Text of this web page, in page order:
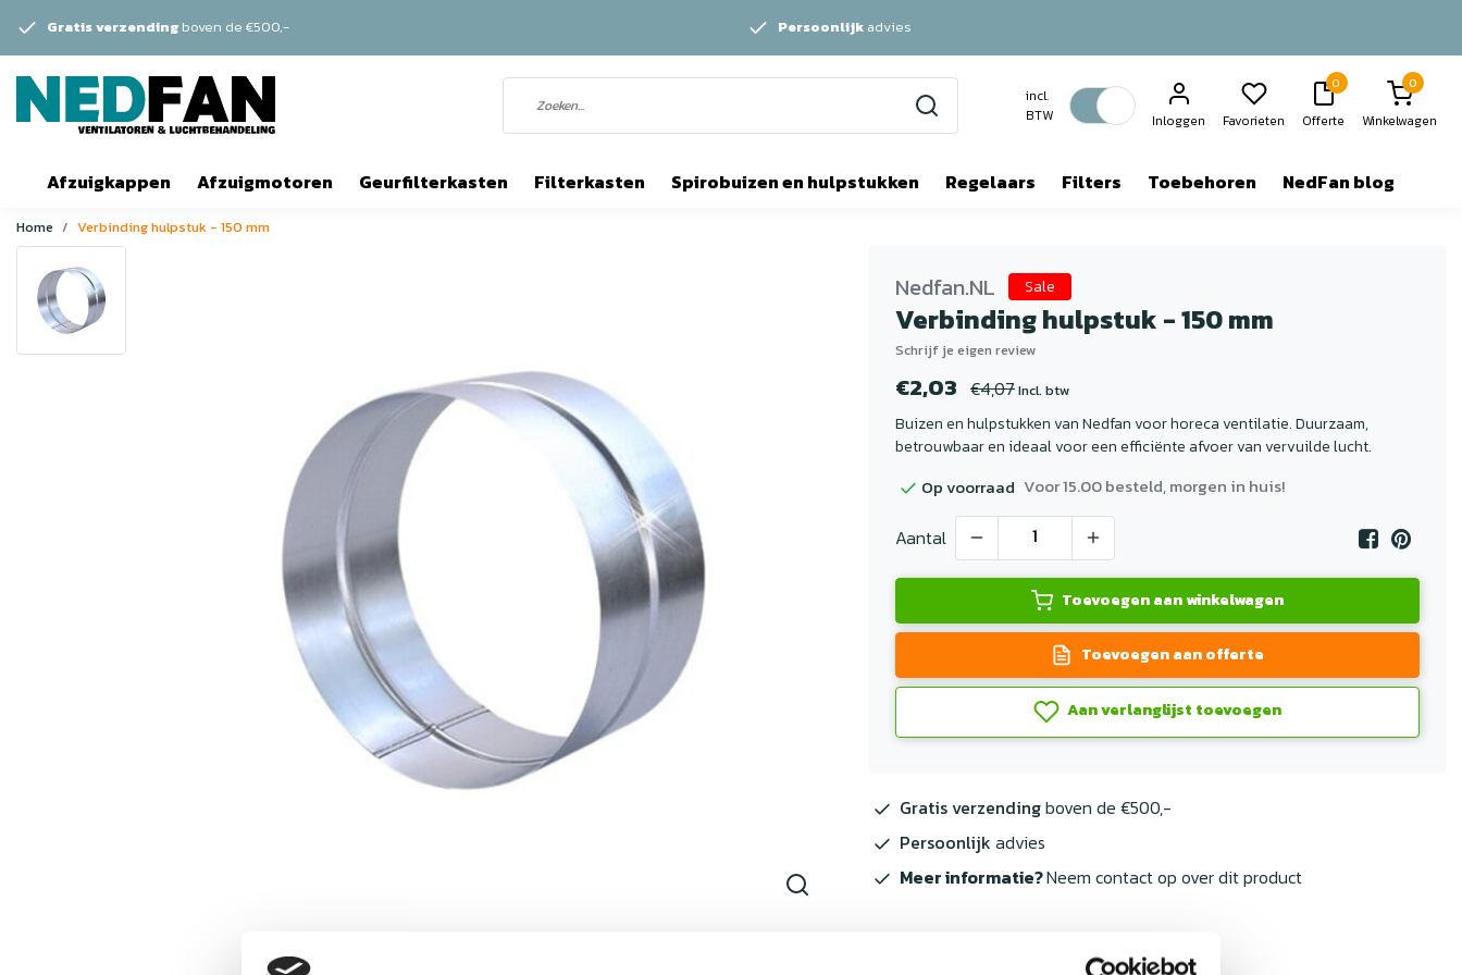
Gratis verzending boven de €500,- Persoonlijk advies
incl.
BTW
Inloggen Favorieten
0
Offerte
0
Winkelwagen
Afzuigkappen Afzuigmotoren Geurfilterkasten Filterkasten Spirobuizen en hulpstukken Regelaars Filters Toebehoren NedFan blog
Home Verbinding hulpstuk - 150 mm
Nedfan.NL Sale
Verbinding hulpstuk - 150 mm
Schrijf je eigen review
€2,03 €4,07Incl. btw
Buizen en hulpstukken van Nedfan voor horeca ventilatie. Duurzaam,
betrouwbaar en ideaal voor een efficiënte afvoer van vervuilde lucht.
Op voorraad Voor 15.00 besteld, morgen in huis!
Aantal
Toevoegen aan winkelwagen
Toevoegen aan offerte
Aan verlanglijst toevoegen
Gratis verzendingboven de €500,-
Persoonlijk advies
Meer informatie?Neem contact op over dit product